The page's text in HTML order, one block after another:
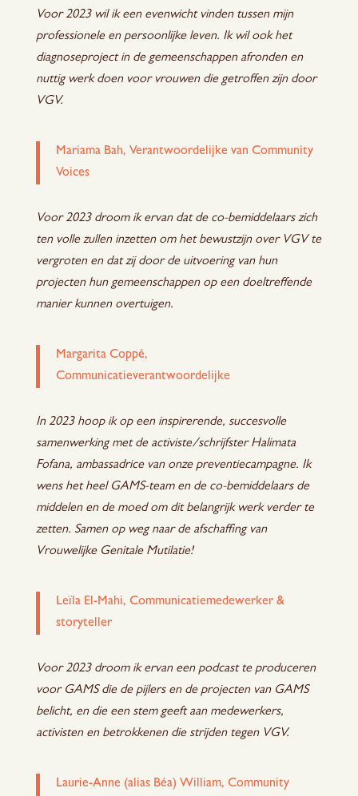
Voor 2023 wil ik een evenwicht vinden tussen mijn
professionele en persoonlijke leven. Ik wil ook het
diagnoseproject in de gemeenschappen afronden en
nuttig werk doen voor vrouwen die getroffen zijn door
VGV.
Mariama Bah, Verantwoordelijke van Community
Voices
Voor 2023 droom ik ervan dat de co-bemiddelaars zich
ten volle zullen inzetten om het bewustzijn over VGV te
vergroten en dat zij door de uitvoering van hun
projecten hun gemeenschappen op een doeltreffende
manier kunnen overtuigen.
Margarita Coppé,
Communicatieverantwoordelijke
In 2023 hoop ik op een inspirerende, succesvolle
samenwerking met de activiste/schrijfster Halimata
Fofana, ambassadrice van onze preventiecampagne. Ik
wens het heel GAMS-team en de co-bemiddelaars de
middelen en de moed om dit belangrijk werk verder te
zetten. Samen op weg naar de afschaffing van
Vrouwelijke Genitale Mutilatie!
Leïla El-Mahi, Communicatiemedewerker &
storyteller
Voor 2023 droom ik ervan een podcast te produceren
voor GAMS die de pijlers en de projecten van GAMS
belicht, en die een stem geeft aan medewerkers,
activisten en betrokkenen die strijden tegen VGV.
Laurie-Anne (alias Béa) William, Community